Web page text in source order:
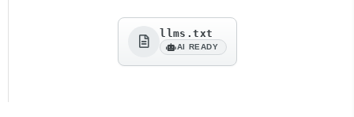
llms.txt
AI READY